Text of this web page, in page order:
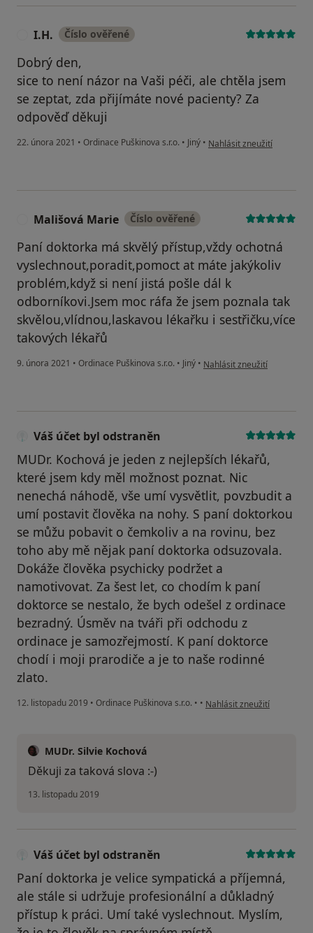
I.H. Číslo ověřené
Dobrý den,
sice to není názor na Vaši péči, ale chtěla jsem
se zeptat, zda přijímáte nové pacienty? Za
odpověď děkuji
22. února 2021 • Ordinace Puškinova s.r.o. • Jiný • podle názoru uživatele I.H.
Nahlásit zneužití
Mališová Marie Číslo ověřené
Paní doktorka má skvělý přístup,vždy ochotná
vyslechnout,poradit,pomoct at máte jakýkoliv
problém,když si není jistá pošle dál k
odborníkovi.Jsem moc ráfa že jsem poznala tak
skvělou,vlídnou,laskavou lékařku i sestřičku,více
takových lékařů
9. února 2021 • Ordinace Puškinova s.r.o. • Jiný • podle názoru uživatele
Nahlásit zneužití
Váš účet byl odstraněn
MUDr. Kochová je jeden z nejlepších lékařů,
které jsem kdy měl možnost poznat. Nic
nenechá náhodě, vše umí vysvětlit, povzbudit a
umí postavit člověka na nohy. S paní doktorkou
se můžu pobavit o čemkoliv a na rovinu, bez
toho aby mě nějak paní doktorka odsuzovala.
Dokáže člověka psychicky podržet a
namotivovat. Za šest let, co chodím k paní
doktorce se nestalo, že bych odešel z ordinace
bezradný. Úsměv na tváři při odchodu z
ordinace je samozřejmostí. K paní doktorce
chodí i moji prarodiče a je to naše rodinné
zlato.
12. listopadu 2019 • Ordinace Puškinova s.r.o. • • podle názoru uživatele
Nahlásit zneužití
MUDr. Silvie Kochová
Děkuji za taková slova :-)
13. listopadu 2019
Váš účet byl odstraněn
Paní doktorka je velice sympatická a příjemná,
ale stále si udržuje profesionální a důkladný
přístup k práci. Umí také vyslechnout. Myslím,